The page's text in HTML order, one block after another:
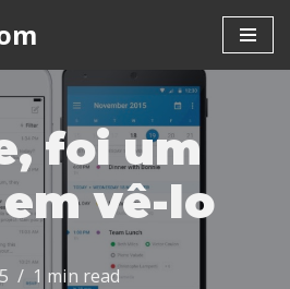
foi um
vê-lo
1 min read